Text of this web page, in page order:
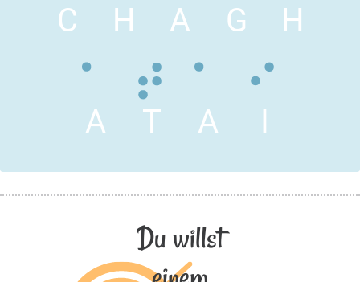
C H A G H
A T A I
Du willst